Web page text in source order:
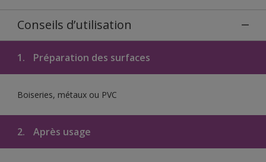
Conseils d’utilisation
1. Préparation des surfaces
Boiseries, métaux ou PVC
2. Après usage